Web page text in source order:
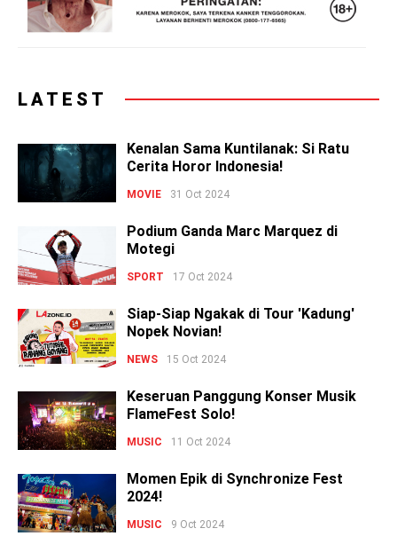
LATEST
Kenalan Sama Kuntilanak: Si Ratu
Cerita Horor Indonesia!
MOVIE 31 Oct 2024
Podium Ganda Marc Marquez di
Motegi
SPORT 17 Oct 2024
Siap-Siap Ngakak di Tour 'Kadung'
Nopek Novian!
NEWS 15 Oct 2024
Keseruan Panggung Konser Musik
FlameFest Solo!
MUSIC 11 Oct 2024
Momen Epik di Synchronize Fest
2024!
MUSIC 9 Oct 2024